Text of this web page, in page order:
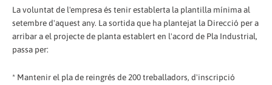
La voluntat de l'empresa és tenir establerta la plantilla mínima al
setembre d'aquest any. La sortida que ha plantejat la Direcció per a
arribar a el projecte de planta establert en l'acord de Pla Industrial,
passa per:
* Mantenir el pla de reingrés de 200 treballadors, d'inscripció